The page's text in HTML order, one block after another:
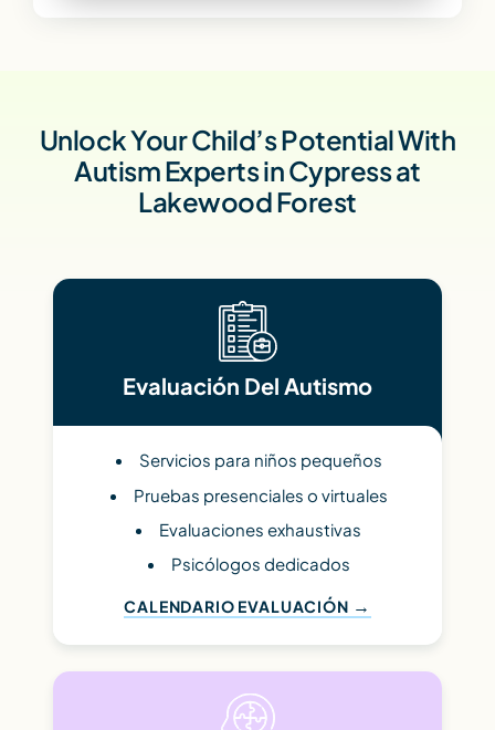
Unlock Your Child’s Potential With
Autism Experts in Cypress at
Lakewood Forest
Evaluación Del Autismo
Servicios para niños pequeños
Pruebas presenciales o virtuales
Evaluaciones exhaustivas
Psicólogos dedicados
CALENDARIO EVALUACIÓN